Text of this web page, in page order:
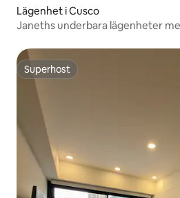
Lägenhet i Cusco
Janeths underbara lägenheter
Superhost
Superhost